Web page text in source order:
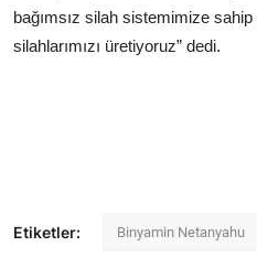
bağımsız silah sistemimize
silahlarımızı üretiyoruz” dedi.
Etiketler: Binyamin Netanyahu